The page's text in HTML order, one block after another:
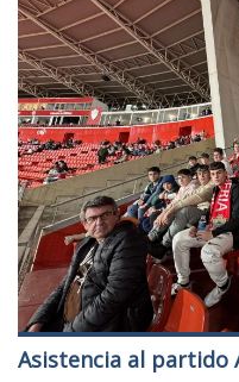
Asistencia al partido